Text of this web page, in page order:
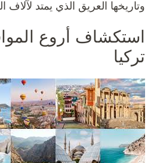
وتاريخها العريق الذي يمتد لآلاف
استكشاف أروع
تركيا